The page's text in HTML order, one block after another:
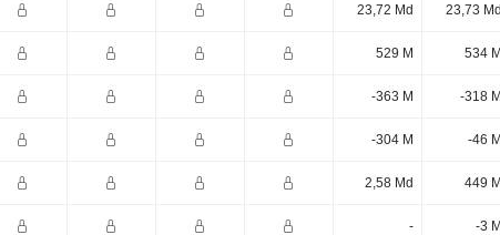
23,72 Md 23,73 Md
529 M 534 M
-363 M -318 M
-304 M -46 M
2,58 Md 449 M
- -3 M